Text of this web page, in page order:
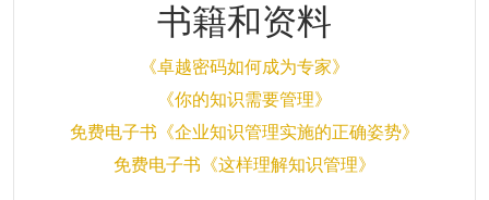
书籍和资料
《卓越密码如何成为专家》
《你的知识需要管理》
免费电子书《企业知识管理实施的正确姿势》
免费电子书《这样理解知识管理》